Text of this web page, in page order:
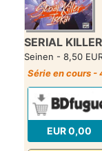
SERIAL
Seinen - 8,50
Série en cours -
EUR 0,00